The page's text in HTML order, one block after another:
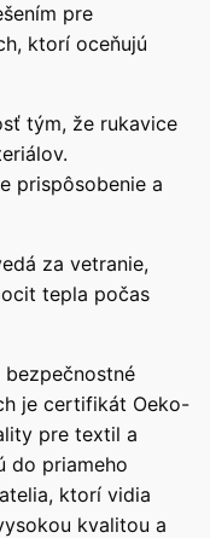
pre
ktorí oceňujú
tým, že rukavice
prispôsobenie a
za vetranie,
tepla počas
je certifikát Oeko-
pre textil a
do priameho
ktorí vidia
kvalitou a